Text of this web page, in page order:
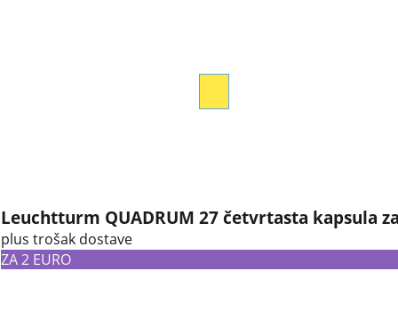
Leuchtturm QUADRUM 27 četvrtasta kapsula
plus trošak dostave
ZA 2 EURO